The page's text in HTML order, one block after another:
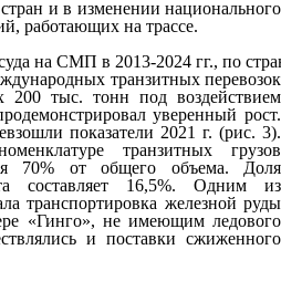
и в изменении национального
работающих на трассе.
на СМП в 2013-2024 гг., по
транзитных перевозок
тыс. тонн под воздействием
уверенный рост.
показатели 2021 г. (рис. 3).
транзитных грузов
70% от общего объема. Доля
составляет 16,5%. Одним из
транспортировка железной руды
«Гинго», не имеющим ледового
и поставки сжиженного